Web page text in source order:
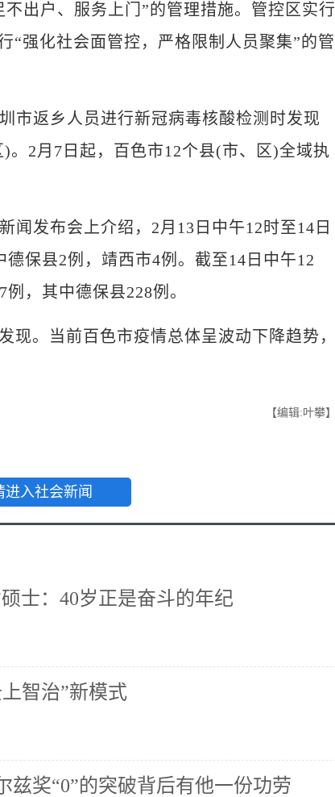
户、服务上门”的管理措施。管控区实行
“强化社会面管控，严格限制人员聚集”的管
返乡人员进行新冠病毒核酸检测时发现
2月7日起，百色市12个县(市、区)全域执
发布会上介绍，2月13日中午12时至14日
保县2例，靖西市4例。截至14日中午12
，其中德保县228例。
。当前百色市疫情总体呈波动下降趋势，
【编辑:叶攀】
进入社会新闻
士：40岁正是奋斗的年纪
智治”新模式
兹奖“0”的突破背后有他一份功劳